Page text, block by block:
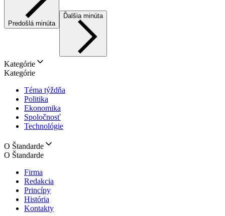
Predošlá minúta
Ďalšia minúta
Kategórie
Kategórie
Téma týždňa
Politika
Ekonomika
Spoločnosť
Technológie
O Štandarde
O Štandarde
Firma
Redakcia
Princípy
História
Kontakty